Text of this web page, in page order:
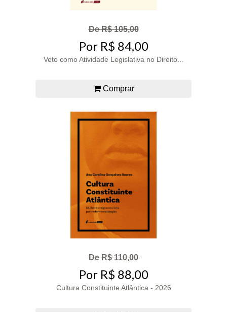
De R$ 105,00
Por R$ 84,00
Veto como Atividade Legislativa no Direito...
Comprar
De R$ 110,00
Por R$ 88,00
Cultura Constituinte Atlântica - 2026